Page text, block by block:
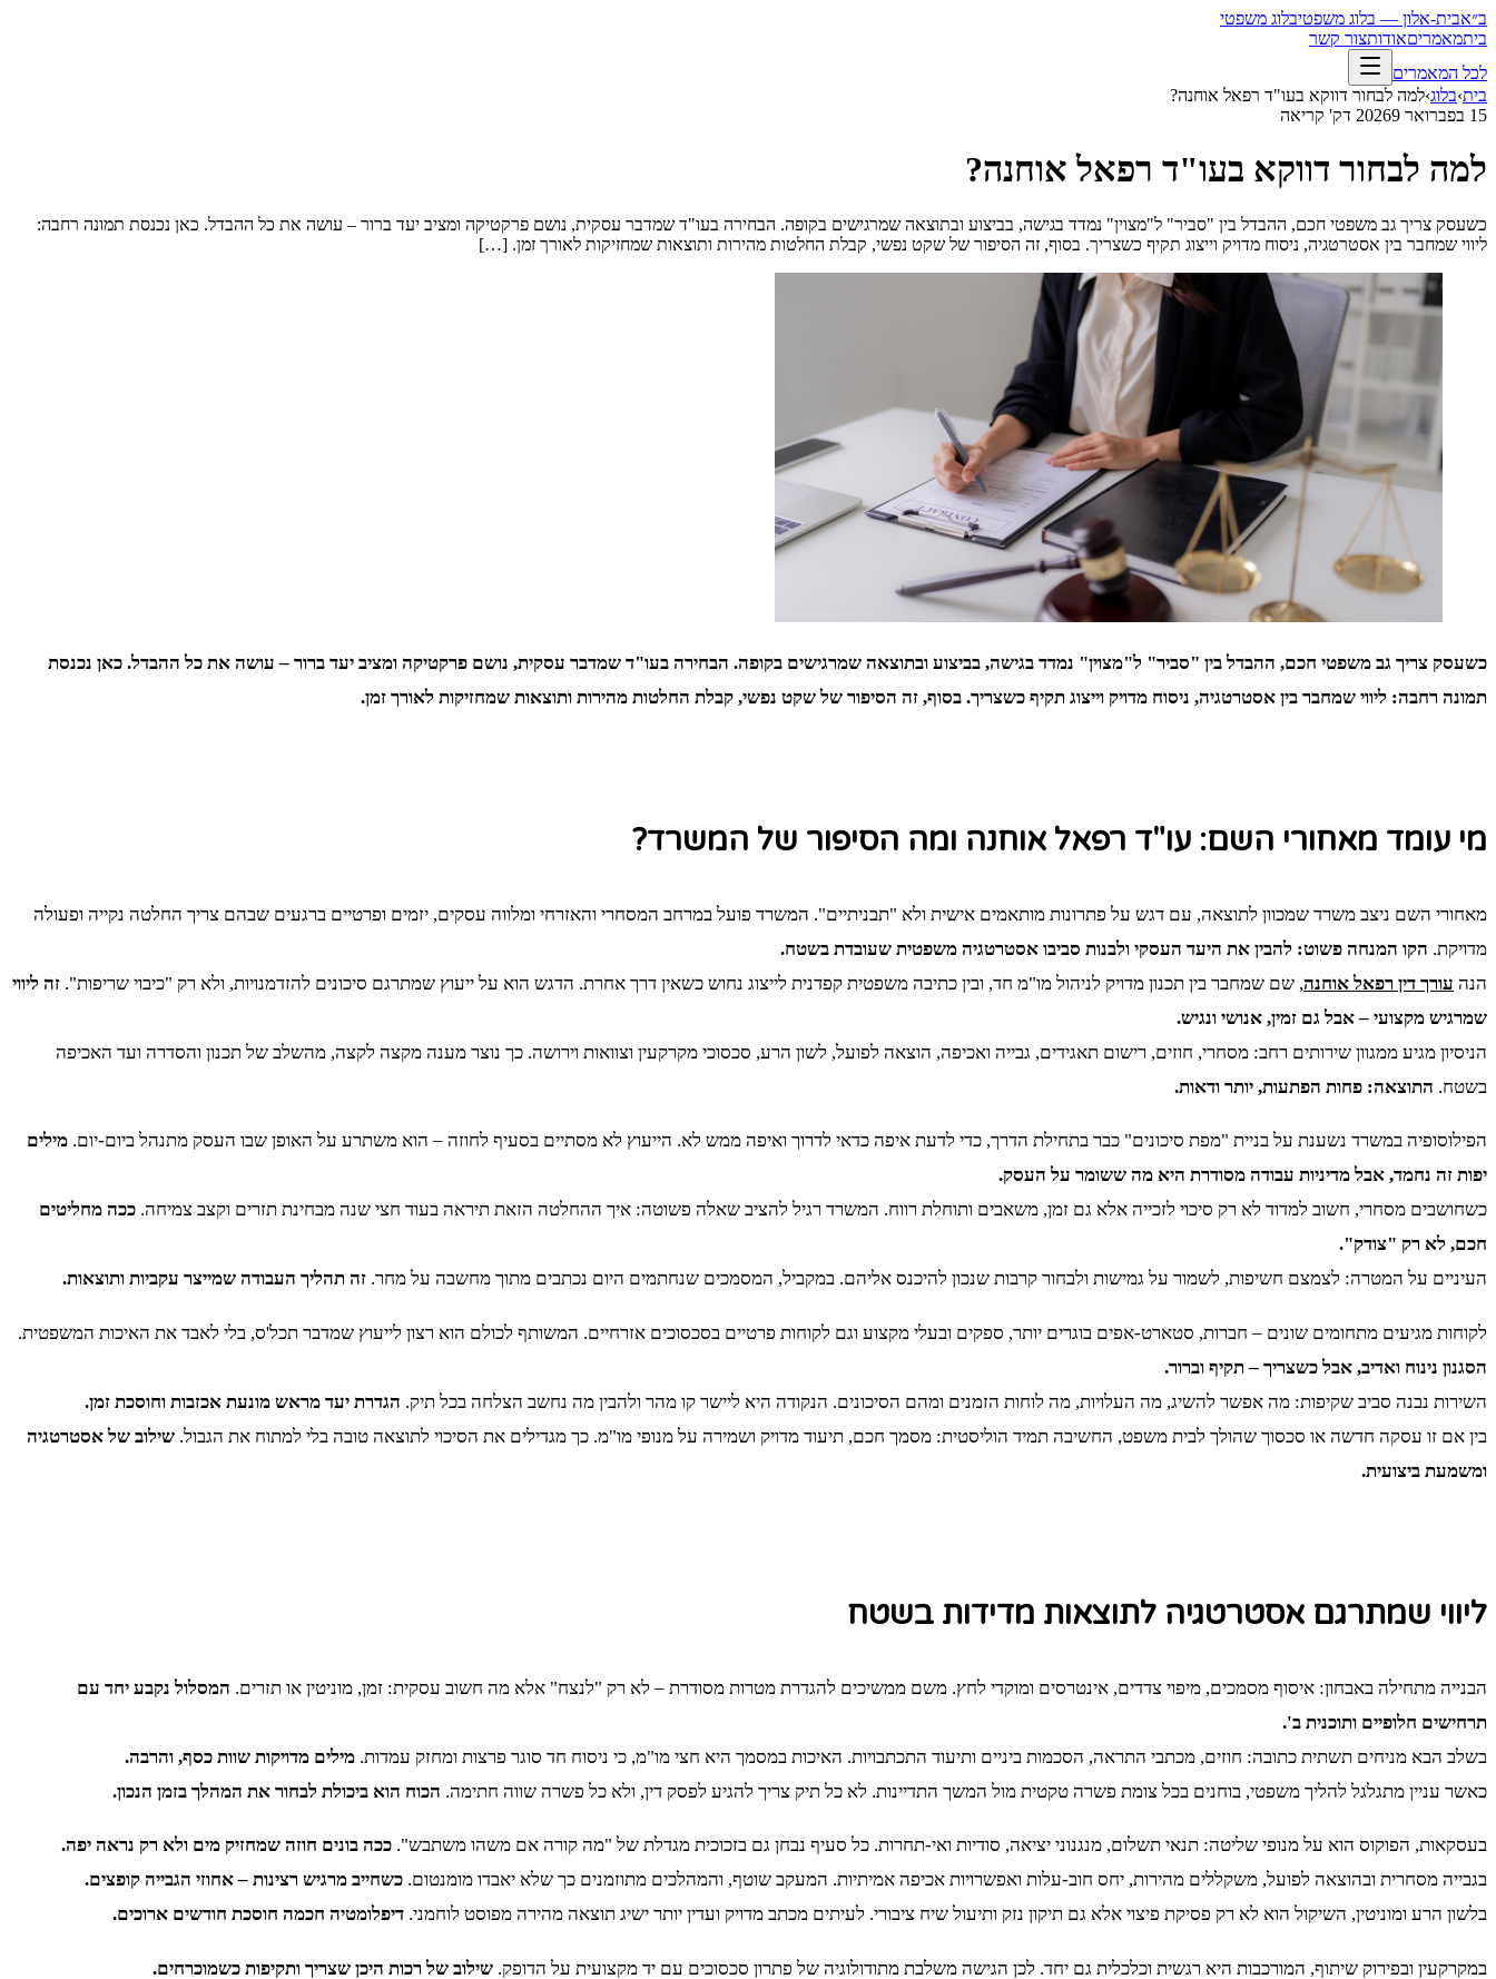
ב״אבית-אלון — בלוג משפטיבלוג משפטי
ביתמאמריםאודותצור קשר
לכל המאמרים
בית›בלוג›למה לבחור דווקא בעו"ד רפאל אוחנה?
15 בפברואר 2026
9 דק' קריאה
למה לבחור דווקא בעו"ד רפאל אוחנה?
כשעסק צריך גב משפטי חכם, ההבדל בין "סביר" ל"מצוין" נמדד בגישה, בביצוע ובתוצאה שמרגישים בקופה. הבחירה בעו"ד שמדבר עסקית, נושם פרקטיקה ומציב יעד ברור – עושה את כל ההבדל. כאן נכנסת תמונה רחבה:
ליווי שמחבר בין אסטרטגיה, ניסוח מדויק וייצוג תקיף כשצריך. בסוף, זה הסיפור של שקט נפשי, קבלת החלטות מהירות ותוצאות שמחזיקות לאורך זמן. […]
כשעסק צריך גב משפטי חכם, ההבדל בין "סביר" ל"מצוין" נמדד בגישה, בביצוע ובתוצאה שמרגישים בקופה. הבחירה בעו"ד שמדבר עסקית, נושם פרקטיקה ומציב יעד ברור – עושה את כל ההבדל. כאן נכנסת
תמונה רחבה: ליווי שמחבר בין אסטרטגיה, ניסוח מדויק וייצוג תקיף כשצריך. בסוף, זה הסיפור של שקט נפשי, קבלת החלטות מהירות ותוצאות שמחזיקות לאורך זמן.
מי עומד מאחורי השם: עו"ד רפאל אוחנה ומה הסיפור של המשרד?
מאחורי השם ניצב משרד שמכוון לתוצאה, עם דגש על פתרונות מותאמים אישית ולא "תבניתיים". המשרד פועל במרחב המסחרי והאזרחי ומלווה עסקים, יזמים ופרטיים ברגעים שבהם צריך החלטה נקייה ופעולה
מדויקת. הקו המנחה פשוט: להבין את היעד העסקי ולבנות סביבו אסטרטגיה משפטית שעובדת בשטח.
הנה עורך דין רפאל אוחנה, שם שמחבר בין תכנון מדויק לניהול מו"מ חד, ובין כתיבה משפטית קפדנית לייצוג נחוש כשאין דרך אחרת. הדגש הוא על ייעוץ שמתרגם סיכונים להזדמנויות, ולא רק "כיבוי שריפות". זה ליווי
שמרגיש מקצועי – אבל גם זמין, אנושי ונגיש.
הניסיון מגיע ממגוון שירותים רחב: מסחרי, חוזים, רישום תאגידים, גבייה ואכיפה, הוצאה לפועל, לשון הרע, סכסוכי מקרקעין וצוואות וירושה. כך נוצר מענה מקצה לקצה, מהשלב של תכנון והסדרה ועד האכיפה
בשטח. התוצאה: פחות הפתעות, יותר ודאות.
הפילוסופיה במשרד נשענת על בניית "מפת סיכונים" כבר בתחילת הדרך, כדי לדעת איפה כדאי לדרוך ואיפה ממש לא. הייעוץ לא מסתיים בסעיף לחוזה – הוא משתרע על האופן שבו העסק מתנהל ביום‑יום. מילים
יפות זה נחמד, אבל מדיניות עבודה מסודרת היא מה ששומר על העסק.
כשחושבים מסחרי, חשוב למדוד לא רק סיכוי לזכייה אלא גם זמן, משאבים ותוחלת רווח. המשרד רגיל להציב שאלה פשוטה: איך ההחלטה הזאת תיראה בעוד חצי שנה מבחינת תזרים וקצב צמיחה. ככה מחליטים
חכם, לא רק "צודק".
העיניים על המטרה: לצמצם חשיפות, לשמור על גמישות ולבחור קרבות שנכון להיכנס אליהם. במקביל, המסמכים שנחתמים היום נכתבים מתוך מחשבה על מחר. זה תהליך העבודה שמייצר עקביות ותוצאות.
לקוחות מגיעים מתחומים שונים – חברות, סטארט-אפים בוגרים יותר, ספקים ובעלי מקצוע וגם לקוחות פרטיים בסכסוכים אזרחיים. המשותף לכולם הוא רצון לייעוץ שמדבר תכל'ס, בלי לאבד את האיכות המשפטית.
הסגנון נינוח ואדיב, אבל כשצריך – תקיף וברור.
השירות נבנה סביב שקיפות: מה אפשר להשיג, מה העלויות, מה לוחות הזמנים ומהם הסיכונים. הנקודה היא ליישר קו מהר ולהבין מה נחשב הצלחה בכל תיק. הגדרת יעד מראש מונעת אכזבות וחוסכת זמן.
בין אם זו עסקה חדשה או סכסוך שהולך לבית משפט, החשיבה תמיד הוליסטית: מסמך חכם, תיעוד מדויק ושמירה על מנופי מו"מ. כך מגדילים את הסיכוי לתוצאה טובה בלי למתוח את הגבול. שילוב של אסטרטגיה
ומשמעת ביצועית.
ליווי שמתרגם אסטרטגיה לתוצאות מדידות בשטח
הבנייה מתחילה באבחון: איסוף מסמכים, מיפוי צדדים, אינטרסים ומוקדי לחץ. משם ממשיכים להגדרת מטרות מסודרת – לא רק "לנצח" אלא מה חשוב עסקית: זמן, מוניטין או תזרים. המסלול נקבע יחד עם
תרחישים חלופיים ותוכנית ב'.
בשלב הבא מניחים תשתית כתובה: חוזים, מכתבי התראה, הסכמות ביניים ותיעוד התכתבויות. האיכות במסמך היא חצי מו"מ, כי ניסוח חד סוגר פרצות ומחזק עמדות. מילים מדויקות שוות כסף, והרבה.
כאשר עניין מתגלגל להליך משפטי, בוחנים בכל צומת פשרה טקטית מול המשך התדיינות. לא כל תיק צריך להגיע לפסק דין, ולא כל פשרה שווה חתימה. הכוח הוא ביכולת לבחור את המהלך בזמן הנכון.
בעסקאות, הפוקוס הוא על מנופי שליטה: תנאי תשלום, מנגנוני יציאה, סודיות ואי-תחרות. כל סעיף נבחן גם בזכוכית מגדלת של "מה קורה אם משהו משתבש". ככה בונים חוזה שמחזיק מים ולא רק נראה יפה.
בגבייה מסחרית ובהוצאה לפועל, משקללים מהירות, יחס חוב‑עלות ואפשרויות אכיפה אמיתיות. המעקב שוטף, והמהלכים מתוזמנים כך שלא יאבדו מומנטום. כשחייב מרגיש רצינות – אחוזי הגבייה קופצים.
בלשון הרע ומוניטין, השיקול הוא לא רק פסיקת פיצוי אלא גם תיקון נזק ותיעול שיח ציבורי. לעיתים מכתב מדויק ועדין יותר ישיג תוצאה מהירה מפוסט לוחמני. דיפלומטיה חכמה חוסכת חודשים ארוכים.
במקרקעין ובפירוק שיתוף, המורכבות היא רגשית וכלכלית גם יחד. לכן הגישה משלבת מתודולוגיה של פתרון סכסוכים עם יד מקצועית על הדופק. שילוב של רכות היכן שצריך ותקיפות כשמוכרחים.